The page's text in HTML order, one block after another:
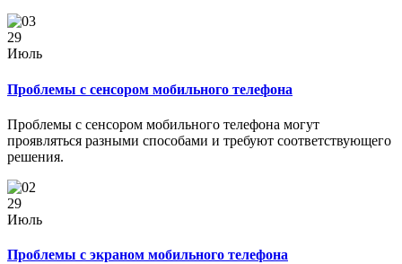
29
Июль
Проблемы с сенсором мобильного телефона
Проблемы с сенсором мобильного телефона могут
проявляться разными способами и требуют соответствующего
решения.
29
Июль
Проблемы с экраном мобильного телефона